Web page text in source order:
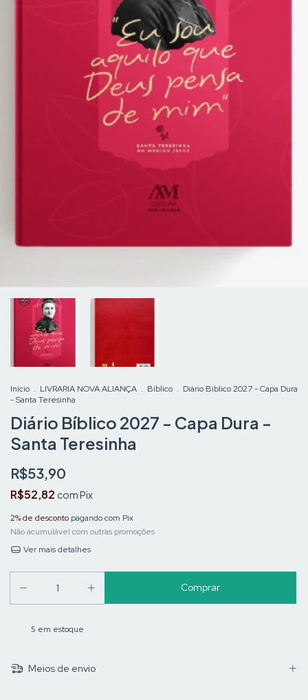
Início . LIVRARIA NOVA ALIANÇA . Bíblico . Diário Bíblico 2027 - Capa Dura
- Santa Teresinha
Diário Bíblico 2027 - Capa Dura -
Santa Teresinha
R$53,90
R$52,82 comPix
2% de desconto pagando com Pix
Não acumulável com outras promoções
Ver mais detalhes
5 em estoque
Meios de envio